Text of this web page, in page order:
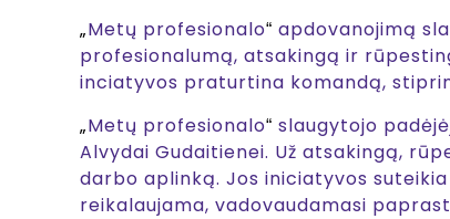
„Metų profesionalo“ apdovanojimą
profesionalumą, atsakingą ir
inciatyvos praturtina komandą,
„Metų profesionalo“ slaugytojo
Alvydai Gudaitienei. Už atsakingą,
darbo aplinką. Jos iniciatyvos
reikalaujama, vadovaudamasi